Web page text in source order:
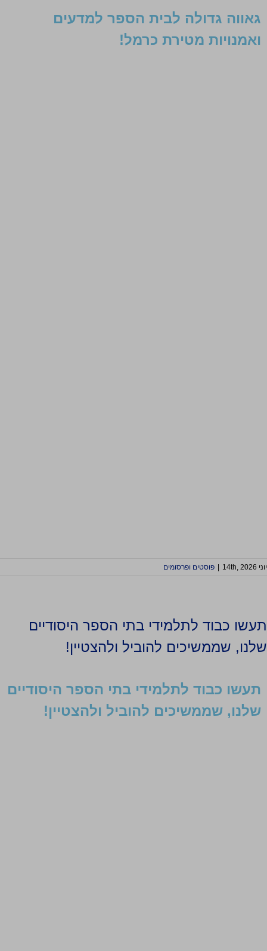
גאווה גדולה לבית הספר למדעים
ואמנויות מטירת כרמל!
יוני 14th, 2026 פוסטים ופרסומים
תעשו כבוד לתלמידי בתי הספר היסודיים
שלנו, שממשיכים להוביל ולהצטיין!
תעשו כבוד לתלמידי בתי הספר היסודיים
שלנו, שממשיכים להוביל ולהצטיין!